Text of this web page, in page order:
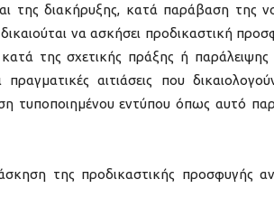
της διακήρυξης, κατά παράβαση της
να ασκήσει προδικαστική
της σχετικής πράξης ή παράλειψης
πραγματικές αιτιάσεις που
τυποποιημένου εντύπου όπως αυτό
της προδικαστικής προσφυγής